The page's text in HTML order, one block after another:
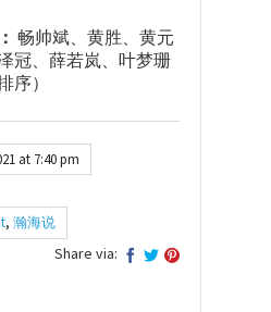
畅帅斌、黄胜、黄元
冠、薛若岚、叶梦珊
序）
at 7:40 pm
, 瀚海说
Share via: